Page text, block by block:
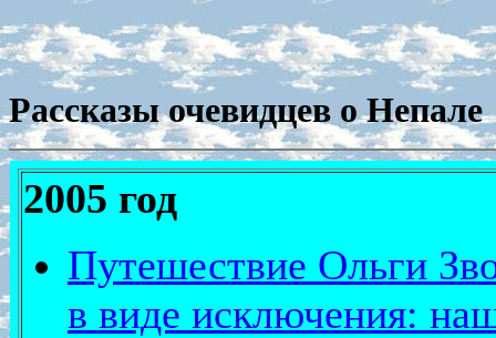
Рассказы очевидцев о Непале
2005 год
Путешествие Ольги
в виде исключения: